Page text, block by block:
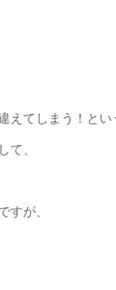
てしまう！とい
、
が、